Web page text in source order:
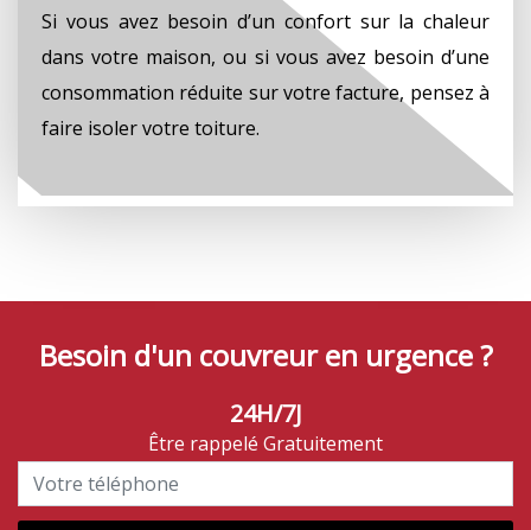
Si vous avez besoin d’un confort sur la chaleur
dans votre maison, ou si vous avez besoin d’une
consommation réduite sur votre facture, pensez à
faire isoler votre toiture.
Besoin d'un couvreur en urgence ?
24H/7J
Être rappelé Gratuitement